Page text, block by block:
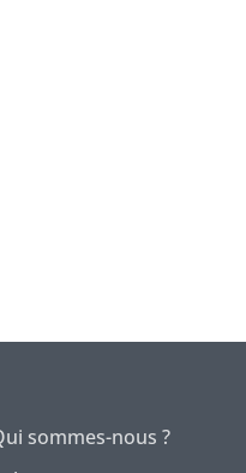
sommes-nous ?